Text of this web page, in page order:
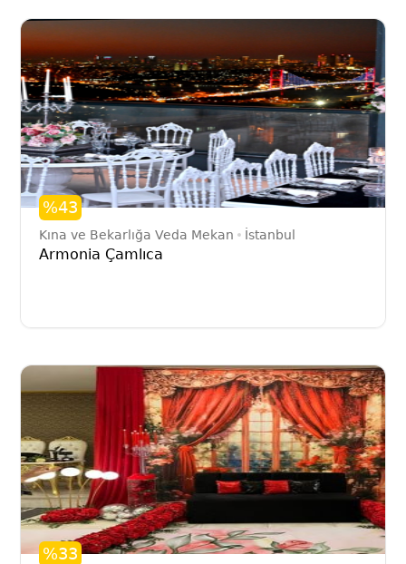
%43
Kına ve Bekarlığa Veda Mekan İstanbul
Armonia Çamlıca
%33